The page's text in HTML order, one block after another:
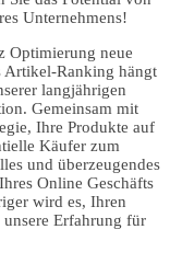
Unternehmens!
Optimierung neue
Artikel-Ranking hängt
langjährigen
Gemeinsam mit
Ihre Produkte auf
Käufer zum
und überzeugendes
Online Geschäfts
wird es, Ihren
Erfahrung für